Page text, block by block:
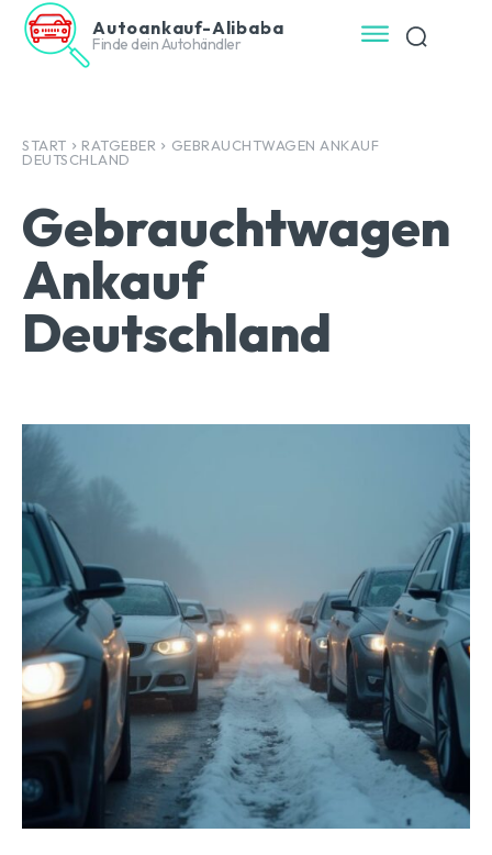
Autoankauf-Alibaba
Finde dein Autohändler
START RATGEBER
GEBRAUCHTWAGEN ANKAUF
DEUTSCHLAND
Gebrauchtwagen
Ankauf
Deutschland